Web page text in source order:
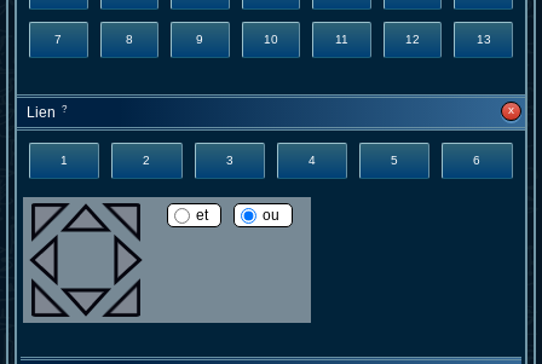
7 8 9 10 11 12 13
Lien ? x
1 2 3 4 5 6
et ou